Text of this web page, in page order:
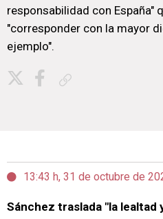
responsabilidad con España"
"corresponder con la mayor
ejemplo".
13:43 h, 31 de octubre de
Sánchez traslada "la lealtad